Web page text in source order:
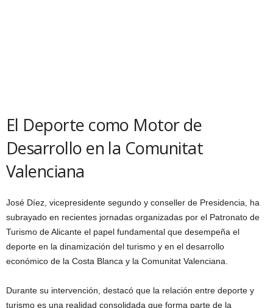
El Deporte como Motor de
Desarrollo en la Comunitat
Valenciana
José Díez, vicepresidente segundo y conseller de Presidencia, ha
subrayado en recientes jornadas organizadas por el Patronato de
Turismo de Alicante el papel fundamental que desempeña el
deporte en la dinamización del turismo y en el desarrollo
económico de la Costa Blanca y la Comunitat Valenciana.
Durante su intervención, destacó que la relación entre deporte y
turismo es una realidad consolidada que forma parte de la